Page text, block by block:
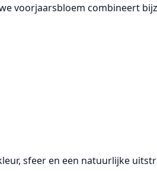
voorjaarsbloem combineert
sfeer en een natuurlijke